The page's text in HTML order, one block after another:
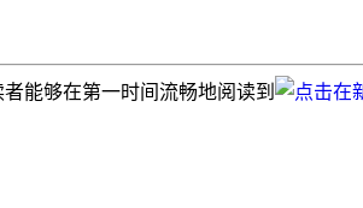
能够在第一时间流畅地阅读到